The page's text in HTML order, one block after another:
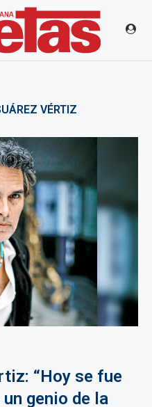
VÉRTIZ
“Hoy se fue
genio de la